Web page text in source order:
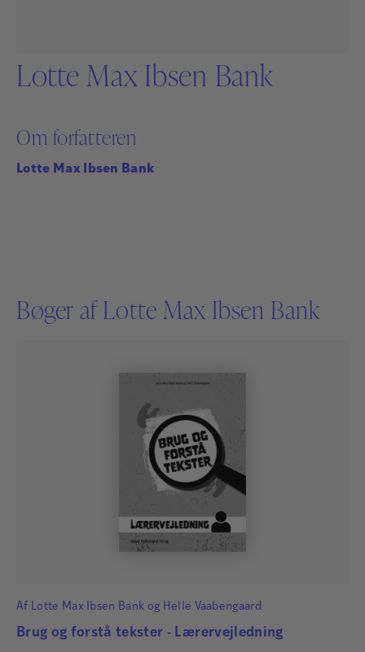
Lotte Max Ibsen Bank
Om forfatteren
Lotte Max Ibsen Bank
Bøger af Lotte Max Ibsen Bank
Af Lotte Max Ibsen Bank og Helle Vaabengaard
Brug og forstå tekster - Lærervejledning